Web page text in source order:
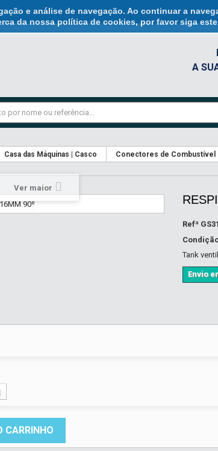
e análise de navegação. Ao continuar a
da nossa política de cookies, por favor siga este
A
Casa das Máquinas | Casco Conectores de Combustível
Ver maior
Refª
Tank
Envio
CARRINHO